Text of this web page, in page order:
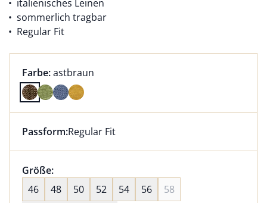
italienisches Leinen
sommerlich tragbar
Regular Fit
Farbauswahl:
Farbe:aktuell ausgewählt:
astbraun
Farbe astbraun ausgewählt
Dieser Artikel hat die Passform Regular Fit. für
Passform:Regular Fit
Größenauswahl:
Größe:nichts ausgewählt
46
48 50 52 54 56
58